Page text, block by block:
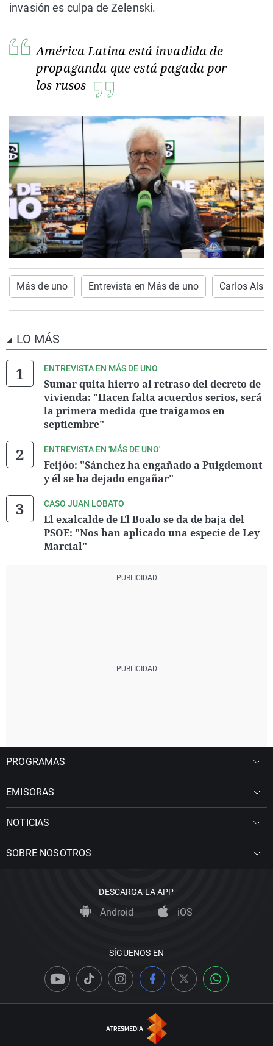
invasión es culpa de Zelenski.
América Latina está invadida de
propaganda que está pagada por
los rusos
Más de uno Entrevista en Más de uno Carlos
LO MÁS
ENTREVISTA EN MÁS DE UNO
Sumar quita hierro al retraso del decreto de
vivienda: "Hacen falta acuerdos serios, será
la primera medida que traigamos en
septiembre"
ENTREVISTA EN 'MÁS DE UNO'
Feijóo: "Sánchez ha engañado a Puigdemont
y él se ha dejado engañar"
CASO JUAN LOBATO
El exalcalde de El Boalo se da de baja del
PSOE: "Nos han aplicado una especie de Ley
Marcial"
PROGRAMAS
EMISORAS
NOTICIAS
SOBRE NOSOTROS
DESCARGA LA APP
Android iOS
SÍGUENOS EN